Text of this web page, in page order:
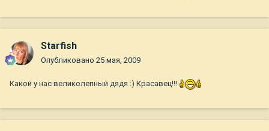
Starfish
Опубликовано 25 мая, 2009
Какой у нас великолепный дядя :) Красавец!!!